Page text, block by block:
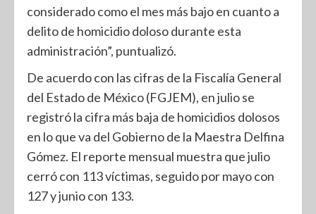
considerado como el mes más bajo en cuanto a
delito de homicidio doloso durante esta
administración”, puntualizó.
De acuerdo con las cifras de la Fiscalía General
del Estado de México (FGJEM), en julio se
registró la cifra más baja de homicidios dolosos
en lo que va del Gobierno de la Maestra Delfina
Gómez. El reporte mensual muestra que julio
cerró con 113 víctimas, seguido por mayo con
127 y junio con 133.